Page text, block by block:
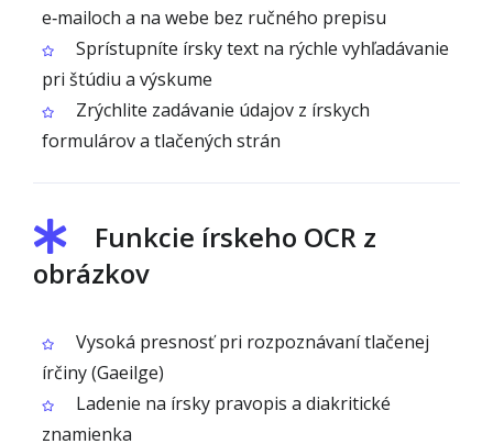
e‑mailoch a na webe bez ručného prepisu
Sprístupníte írsky text na rýchle vyhľadávanie
pri štúdiu a výskume
Zrýchlite zadávanie údajov z írskych
formulárov a tlačených strán
Funkcie írskeho OCR z
obrázkov
Vysoká presnosť pri rozpoznávaní tlačenej
írčiny (Gaeilge)
Ladenie na írsky pravopis a diakritické
znamienka